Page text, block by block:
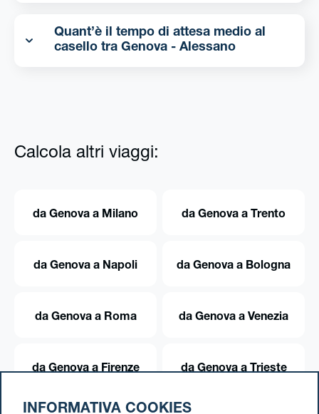
Quant’è il tempo di attesa medio al
casello tra Genova - Alessano
Calcola altri viaggi:
da Genova a Milano da Genova a Trento
da Genova a Napoli da Genova a Bologna
da Genova a Roma da Genova a Venezia
da Genova a Firenze da Genova a Trieste
INFORMATIVA COOKIES